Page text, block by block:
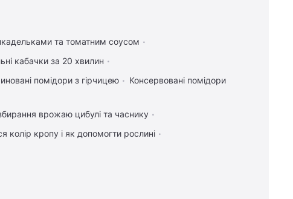
та томатним соусом
кабачки за 20 хвилин
помідори з гірчицею Консервовані помідори
врожаю цибулі та часнику
колір кропу і як допомогти рослині